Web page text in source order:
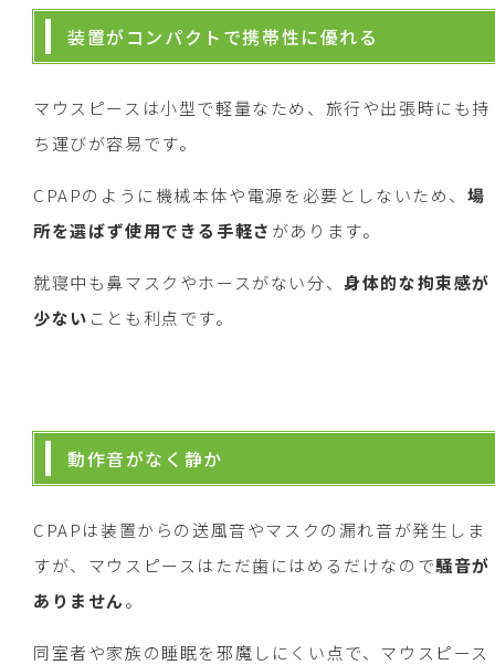
装置がコンパクトで携帯性に優れる
マウスピースは小型で軽量なため、旅行や出張時にも持
ち運びが容易です。
CPAPのように機械本体や電源を必要としないため、場
所を選ばず使用できる手軽さ があります。
就寝中も鼻マスクやホースがない分、身体的な拘束感が
少ない ことも利点です。
動作音がなく静か
CPAPは装置からの送風音やマスクの漏れ音が発生しま
すが、マウスピースはただ歯にはめるだけなので騒音が
ありません。
同室者や家族の睡眠を邪魔しにくい点で、マウスピース